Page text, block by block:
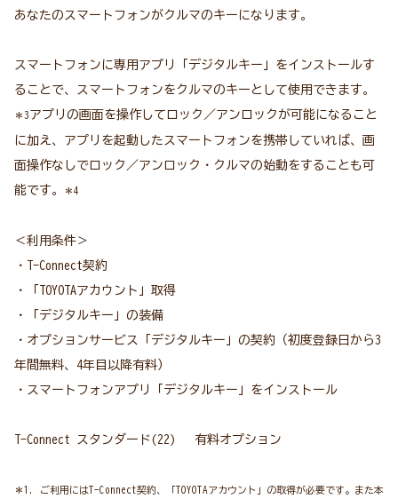
あなたのスマートフォンがクルマのキーになります。
スマートフォンに専用アプリ「デジタルキー」をインストールす
ることで、スマートフォンをクルマのキーとして使用できます。
＊3アプリの画面を操作してロック／アンロックが可能になること
に加え、アプリを起動したスマートフォンを携帯していれば、画
面操作なしでロック／アンロック・クルマの始動をすることも可
能です。
＊4
＜利用条件＞
・T-Connect契約
・「TOYOTAアカウント」取得
・「デジタルキー」の装備
・オプションサービス「デジタルキー」の契約（初度登録日から3
年間無料、4年目以降有料）
・スマートフォンアプリ「デジタルキー」をインストール
T-Connect スタンダード(22) 有料オプション
＊1. ご利用にはT-Connect契約、「TOYOTAアカウント」の取得が必要です。また本